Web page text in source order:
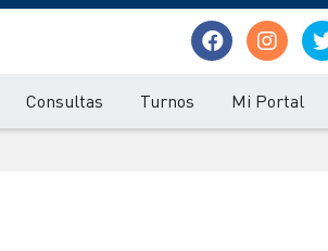
Consultas Turnos Mi Portal